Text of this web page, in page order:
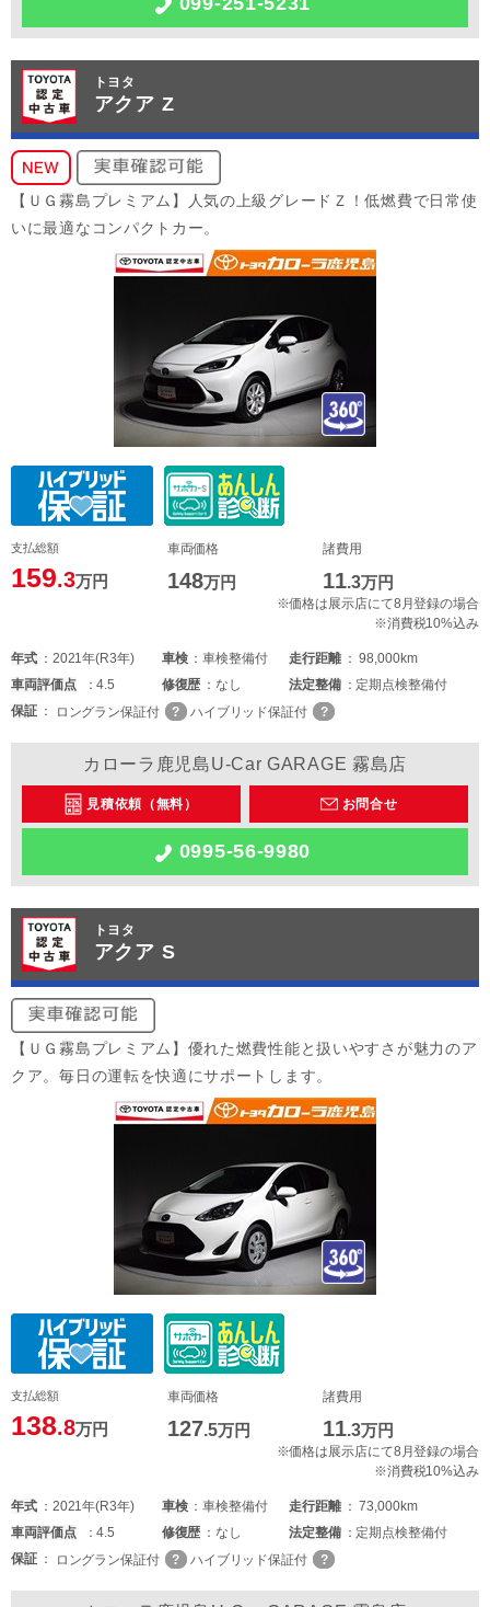
トヨタ
アクア Z
【ＵＧ霧島プレミアム】人気の上級グレードＺ！低燃費で日常使
いに最適なコンパクトカー。
支払総額
159.3万円
車両価格
148万円
諸費用
11.3万円
※価格は展示店にて8月登録の場合
※消費税10%込み
年式 2021年(R3年) 車検 車検整備付 走行距離
98,000km
車両評価点 4.5 修復歴 なし 法定整備
定期点検整備付
保証
ロングラン保証付 ハイブリッド保証付
カローラ鹿児島U-Car GARAGE 霧島店
見積依頼（無料） お問合せ
0995-56-9980
トヨタ
アクア S
【ＵＧ霧島プレミアム】優れた燃費性能と扱いやすさが魅力のア
クア。毎日の運転を快適にサポートします。
支払総額
138.8万円
車両価格
127.5万円
諸費用
11.3万円
※価格は展示店にて8月登録の場合
※消費税10%込み
年式 2021年(R3年) 車検 車検整備付 走行距離
73,000km
車両評価点 4.5 修復歴 なし 法定整備
定期点検整備付
保証
ロングラン保証付 ハイブリッド保証付